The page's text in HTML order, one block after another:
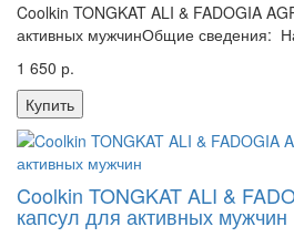
Coolkin TONGKAT ALI & FADOGIA
активных мужчинОбщие сведения:
1 650 р.
Купить
Coolkin TONGKAT ALI &
капсул для активных мужчин